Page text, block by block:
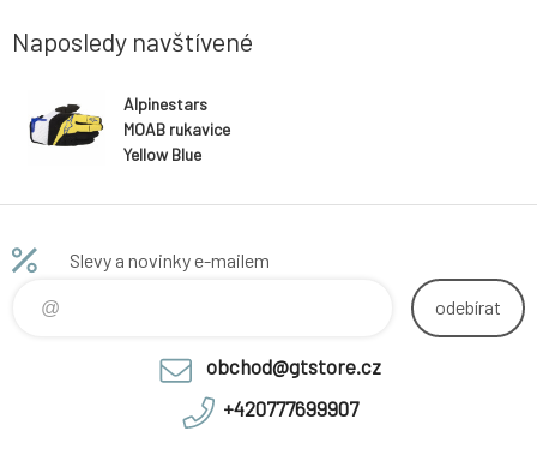
Naposledy navštívené
Alpinestars
MOAB rukavice
Yellow Blue
Slevy a novinky e-mailem
odebírat
obchod@gtstore.cz
+420777699907